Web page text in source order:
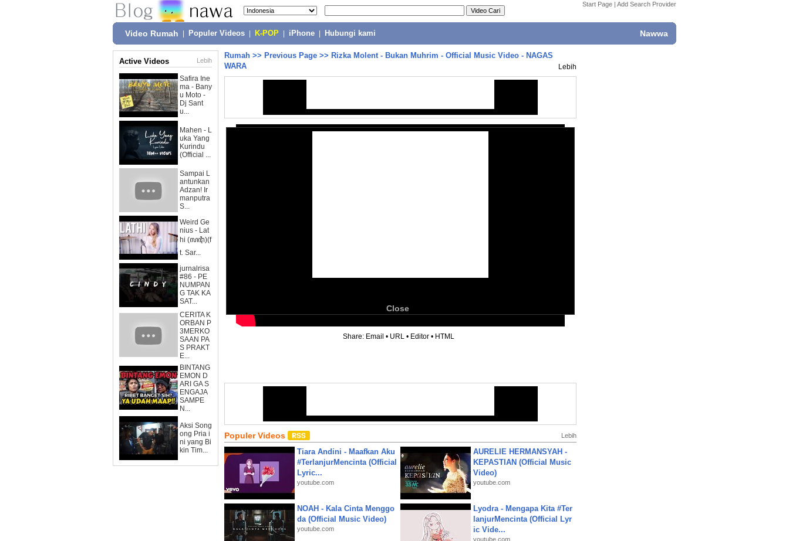
Start Page | Add Search Provider
Video Rumah Populer Videos K-POP iPhone Hubungi kami Nawwa
Active Videos Lebih
Safira Ine
ma - Bany
u Moto -
Dj Sant
u...
Mahen - L
uka Yang
Kurindu
(Official ...
Sampai L
antunkan
Adzan! Ir
manputra
S...
Weird Ge
nius - Lat
hi (ꦭꦛꦶ)(f
t. Sar...
jurnalrisa
#86 - PE
NUMPAN
G TAK KA
SAT...
CERITA K
ORBAN P
3MERKO
SAAN PA
S PRAKT
E...
BINTANG
EMON D
ARI GA S
ENGAJA
SAMPE
N...
Aksi Song
ong Pria i
ni yang Bi
kin Tim...
Rumah >> Previous Page >> Rizka Molent - Bukan Muhrim - Official Music Video - NAGAS
WARA
Lebih
Close
Share: Email • URL • Editor • HTML
Populer Videos Lebih
Tiara Andini - Maafkan Aku
#TerlanjurMencinta (Official
Lyric...
youtube.com
AURELIE HERMANSYAH -
KEPASTIAN (Official Music
Video)
youtube.com
NOAH - Kala Cinta Menggo
da (Official Music Video)
youtube.com
Lyodra - Mengapa Kita #Ter
lanjurMencinta (Official Lyr
ic Vide...
youtube.com